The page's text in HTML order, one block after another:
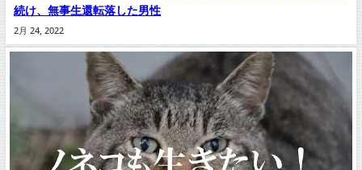
続け、無事生還転落した男性
2月 24, 2022